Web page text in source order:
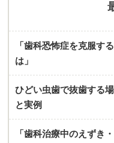
「歯科恐怖症を克服す
は」
ひどい虫歯で抜歯する
と実例
「歯科治療中のえずき